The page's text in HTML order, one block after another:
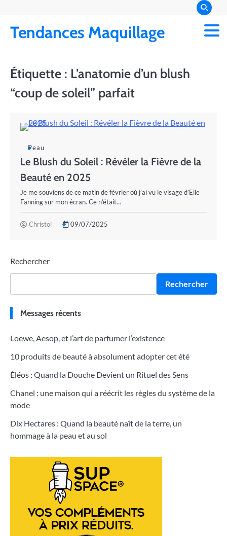
content
Tendances Maquillage
Étiquette : L’anatomie d’un blush
“coup de soleil” parfait
Peau
Le Blush du Soleil : Révéler la Fièvre de la
Beauté en 2025
Je me souviens de ce matin de février où j’ai vu le visage d’Elle
Fanning sur mon écran. Ce n’était…
Christol 09/07/2025
Rechercher
Rechercher
Messages récents
Loewe, Aesop, et l’art de parfumer l’existence
10 produits de beauté à absolument adopter cet été
Éléos : Quand la Douche Devient un Rituel des Sens
Chanel : une maison qui a réécrit les règles du système de la
mode
Dix Hectares : Quand la beauté naît de la terre, un
hommage à la peau et au sol